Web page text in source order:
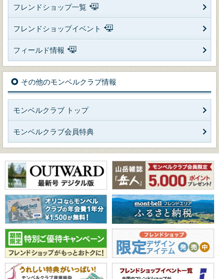
フレンドショップ一覧
フレンドショップイベント
フィールド情報
その他のモンベルクラブ情報
モンベルクラブ トップ
モンベルクラブ会員特典